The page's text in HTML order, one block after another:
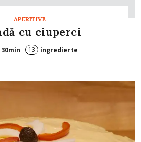
APERITIVE
cu ciuperci
30min 13 ingrediente